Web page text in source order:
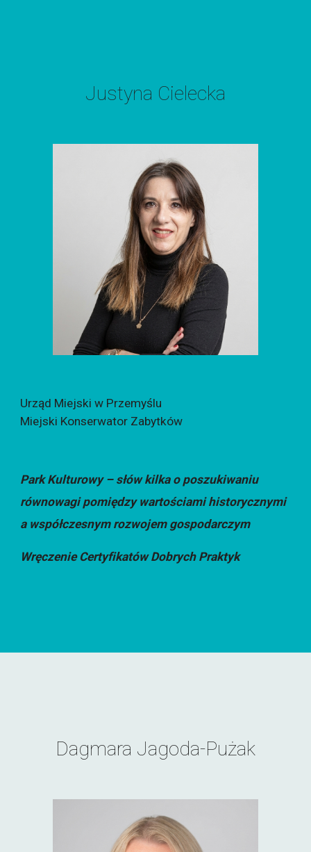
Justyna Cielecka
Urząd Miejski w Przemyślu
Miejski Konserwator Zabytków
Park Kulturowy – słów kilka o poszukiwaniu
równowagi pomiędzy wartościami historycznymi
a współczesnym rozwojem gospodarczym
Wręczenie Certyfikatów Dobrych Praktyk
Dagmara Jagoda-Pużak